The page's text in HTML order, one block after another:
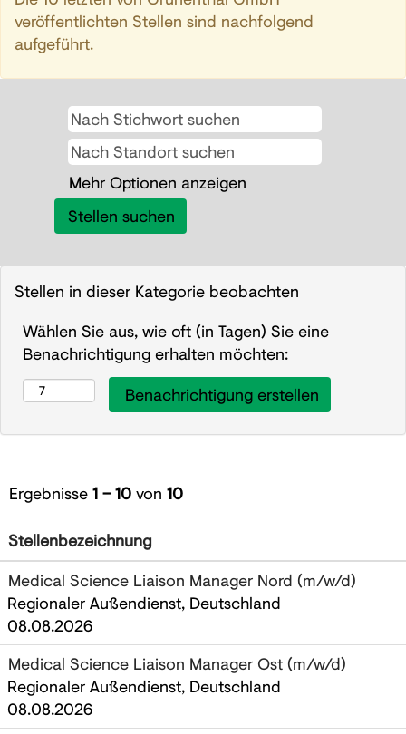
veröffentlichten Stellen sind nachfolgend
aufgeführt.
Mehr Optionen anzeigen
Stellen in dieser Kategorie beobachten
Wählen Sie aus, wie oft (in Tagen) Sie eine
Benachrichtigung erhalten möchten:
Ergebnisse1 – 10von 10
Stellenbezeichnung
Medical Science Liaison Manager Nord (m/w/d)
Regionaler Außendienst, Deutschland
08.08.2026
Medical Science Liaison Manager Ost (m/w/d)
Regionaler Außendienst, Deutschland
08.08.2026